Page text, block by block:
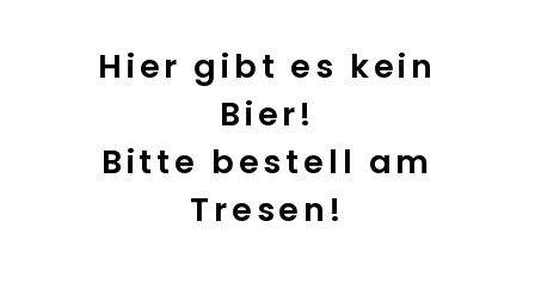
Hier gibt es kein
Bier!
Bitte bestell am
Tresen!